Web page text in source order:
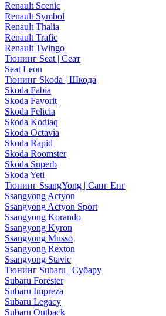
Renault Scenic
Renault Symbol
Renault Thalia
Renault Trafic
Renault Twingo
Тюнинг Seat | Сеат
Seat Leon
Тюнинг Skoda | Шкода
Skoda Fabia
Skoda Favorit
Skoda Felicia
Skoda Kodiaq
Skoda Octavia
Skoda Rapid
Skoda Roomster
Skoda Superb
Skoda Yeti
Тюнинг SsangYong | Санг Енг
Ssangyong Actyon
Ssangyong Actyon Sport
Ssangyong Korando
Ssangyong Kyron
Ssangyong Musso
Ssangyong Rexton
Ssangyong Stavic
Тюнинг Subaru | Субару
Subaru Forester
Subaru Impreza
Subaru Legacy
Subaru Outback